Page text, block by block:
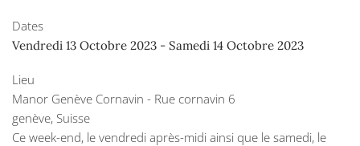
Dates
Vendredi 13 Octobre 2023 - Samedi 14 Octobre 2023
Lieu
Manor Genève Cornavin - Rue cornavin 6
genève, Suisse
Ce week-end, le vendredi après-midi ainsi que le samedi, le